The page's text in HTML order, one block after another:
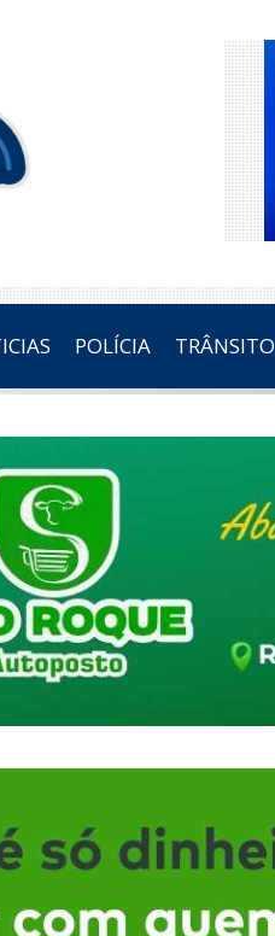
POLÍCIA TRÂNSITO